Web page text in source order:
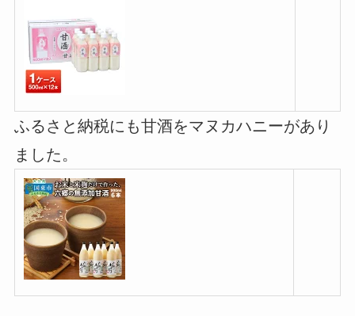
ふるさと納税にも甘酒をマヌカハニーがあり
ました。